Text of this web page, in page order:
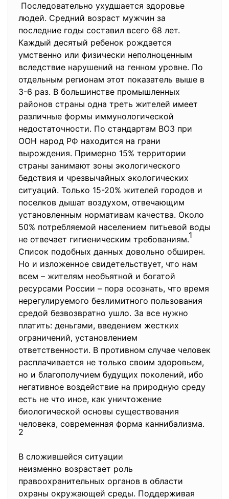
Последовательно ухудшается здоровье
людей. Средний возраст мужчин за
последние годы составил всего 68 лет.
Каждый десятый ребенок рождается
умственно или физически неполноценным
вследствие нарушений на генном уровне. По
отдельным регионам этот показатель выше в
3-6 раз. В большинстве промышленных
районов страны одна треть жителей имеет
различные формы иммунологической
недостаточности. По стандартам ВОЗ при
ООН народ РФ находится на грани
вырождения. Примерно 15% территории
страны занимают зоны экологического
бедствия и чрезвычайных экологических
ситуаций. Только 15-20% жителей городов и
поселков дышат воздухом, отвечающим
установленным нормативам качества. Около
50% потребляемой населением питьевой воды
не отвечает гигиеническим требованиям.1
Список подобных данных довольно обширен.
Но и изложенное свидетельствует, что нам
всем – жителям необъятной и богатой
ресурсами России – пора осознать, что время
нерегулируемого безлимитного пользования
средой безвозвратно ушло. За все нужно
платить: деньгами, введением жестких
ограничений, установлением
ответственности. В противном случае человек
расплачивается не только своим здоровьем,
но и благополучием будущих поколений, ибо
негативное воздействие на природную среду
есть не что иное, как уничтожение
биологической основы существования
человека, современная форма каннибализма.
2
В сложившейся ситуации
неизменно возрастает роль
правоохранительных органов в области
охраны окружающей среды. Поддерживая